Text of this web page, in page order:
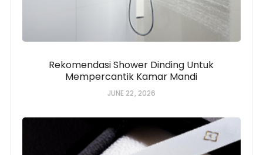
Rekomendasi Shower Dinding Untuk
Mempercantik Kamar Mandi
JUNE 22, 2026